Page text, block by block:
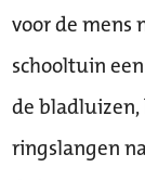
voor de mens
schooltuin
de
ringslangen